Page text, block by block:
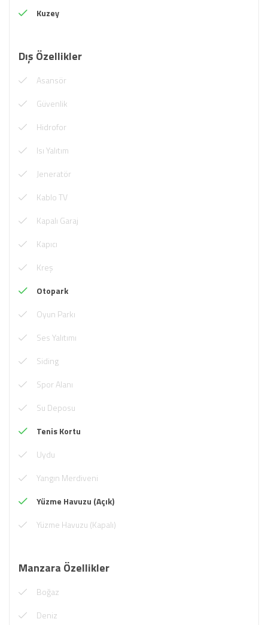
Kuzey
Dış Özellikler
Asansör
Güvenlik
Hidrofor
Isı Yalıtım
Jeneratör
Kablo TV
Kapalı Garaj
Kapıcı
Kreş
Otopark
Oyun Parkı
Ses Yalıtımı
Siding
Spor Alanı
Su Deposu
Tenis Kortu
Uydu
Yangın Merdiveni
Yüzme Havuzu (Açık)
Yüzme Havuzu (Kapalı)
Manzara Özellikler
Boğaz
Deniz